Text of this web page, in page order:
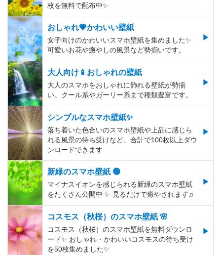
枚を無料で配布中✨
おしゃれ💗かわいい壁紙
女子向けのかわいいスマホ壁紙を集めました✨
可愛いお花や癒やしの風景など勢揃いです。
大人向け📱おしゃれの壁紙
大人のスマホをおしゃれに飾れる壁紙が勢揃
い。クール系やガーリー系まで種類豊富です。
シンプルなスマホ壁紙✨
落ち着いた色合いのスマホ壁紙や上品に感じら
れる風景の待ち受けなど、合計で100枚以上ダウ
ンロードできます
新緑のスマホ壁紙 🟢
マイナスイオンを感じられる新緑のスマホ壁紙
をたくさん公開中 ✨ 見るだけで癒やされます♫
コスモス（秋桜）のスマホ壁紙 🌸
コスモス（秋桜）のスマホ壁紙を無料ダウンロ
ード✨️ おしゃれ・かわいいコスモスの待ち受け
を50枚集めました✨️